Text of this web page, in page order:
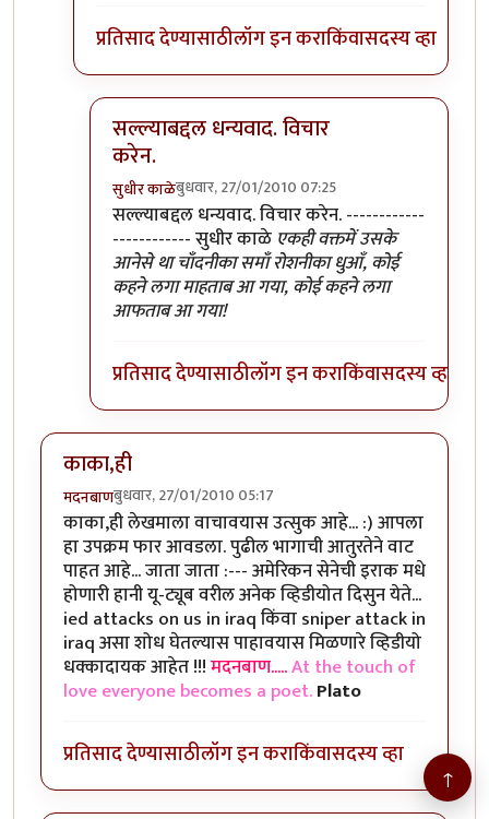
प्रतिसाद देण्यासाठीलॉग इन कराकिंवासदस्य व्हा
सल्ल्याबद्दल धन्यवाद. विचार
करेन.
सुधीर काळेबुधवार, 27/01/2010 07:25
In reply toठीक आहेbyश्रावण मोडक
सल्ल्याबद्दल धन्यवाद. विचार करेन. ------------
------------ सुधीर काळे एकही वक्तमें उसके
आनेसे था चाँदनीका समाँ रोशनीका धुआँ, कोई
कहने लगा माहताब आ गया, कोई कहने लगा
आफताब आ गया!
प्रतिसाद देण्यासाठीलॉग इन कराकिंवासदस्य व्हा
काका,ही
मदनबाणबुधवार, 27/01/2010 05:17
काका,ही लेखमाला वाचावयास उत्सुक आहे... :) आपला
हा उपक्रम फार आवडला. पुढील भागाची आतुरतेने वाट
पाहत आहे... जाता जाता :--- अमेरिकन सेनेची इराक मधे
होणारी हानी यू-ट्यूब वरील अनेक व्हिडीयोत दिसुन येते...
ied attacks on us in iraq किंवा sniper attack in
iraq असा शोध घेतल्यास पाहावयास मिळणारे व्हिडीयो
धक्कादायक आहेत !!!मदनबाण.....At the touch of
love everyone becomes a poet.Plato
प्रतिसाद देण्यासाठीलॉग इन कराकिंवासदस्य व्हा
↑